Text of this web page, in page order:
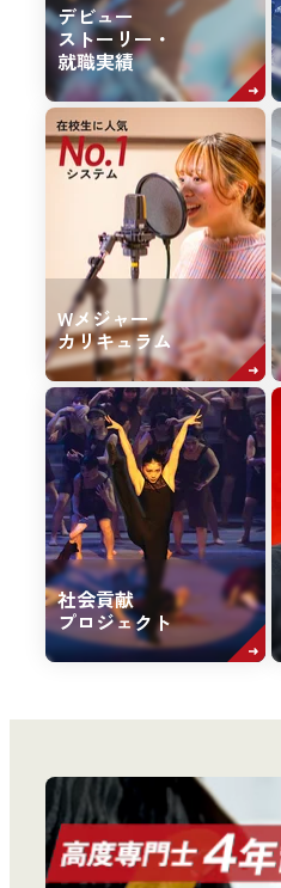
デビュー
ストーリー・
就職実績
Wメジャー
カリキュラム
社会貢献
プロジェクト